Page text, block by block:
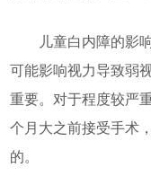
儿童白内障的影响
可能影响视力导致弱
重要。对于程度较严
个月大之前接受手术
的。